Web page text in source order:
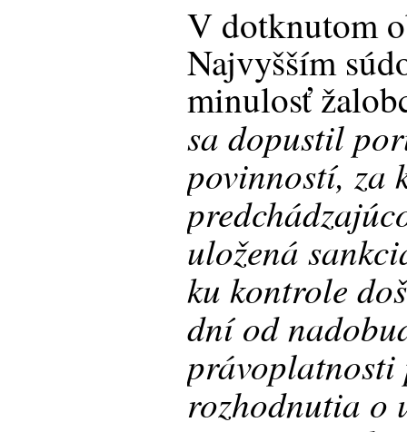
V dotknutom
Najvyšším
minulosť
sa dopustil
povinností, za
uložená
ku kontrole
dní od
právoplatnosti
rozhodnutia o